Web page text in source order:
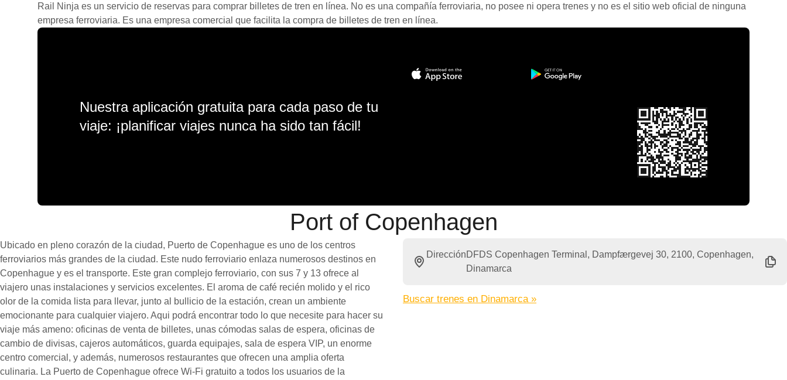
Rail Ninja es un servicio de reservas para comprar billetes de tren en línea. No es una compañía ferroviaria, no posee ni opera trenes y no es el sitio web oficial de ninguna
empresa ferroviaria. Es una empresa comercial que facilita la compra de billetes de tren en línea.
Nuestra aplicación gratuita para cada paso de tu
viaje: ¡planificar viajes nunca ha sido tan fácil!
Port of Copenhagen
Ubicado en pleno corazón de la ciudad, Puerto de Copenhague es uno de los centros
ferroviarios más grandes de la ciudad. Este nudo ferroviario enlaza numerosos destinos en
Copenhague y es el transporte. Este gran complejo ferroviario, con sus 7 y 13 ofrece al
viajero unas instalaciones y servicios excelentes. El aroma de café recién molido y el rico
olor de la comida lista para llevar, junto al bullicio de la estación, crean un ambiente
emocionante para cualquier viajero. Aqui podrá encontrar todo lo que necesite para hacer su
viaje más ameno: oficinas de venta de billetes, unas cómodas salas de espera, oficinas de
cambio de divisas, cajeros automáticos, guarda equipajes, sala de espera VIP, un enorme
centro comercial, y además, numerosos restaurantes que ofrecen una amplia oferta
culinaria. La Puerto de Copenhague ofrece Wi-Fi gratuito a todos los usuarios de la
DirecciónDFDS Copenhagen Terminal, Dampfærgevej 30, 2100, Copenhagen,
Dinamarca
Buscar trenes en Dinamarca »